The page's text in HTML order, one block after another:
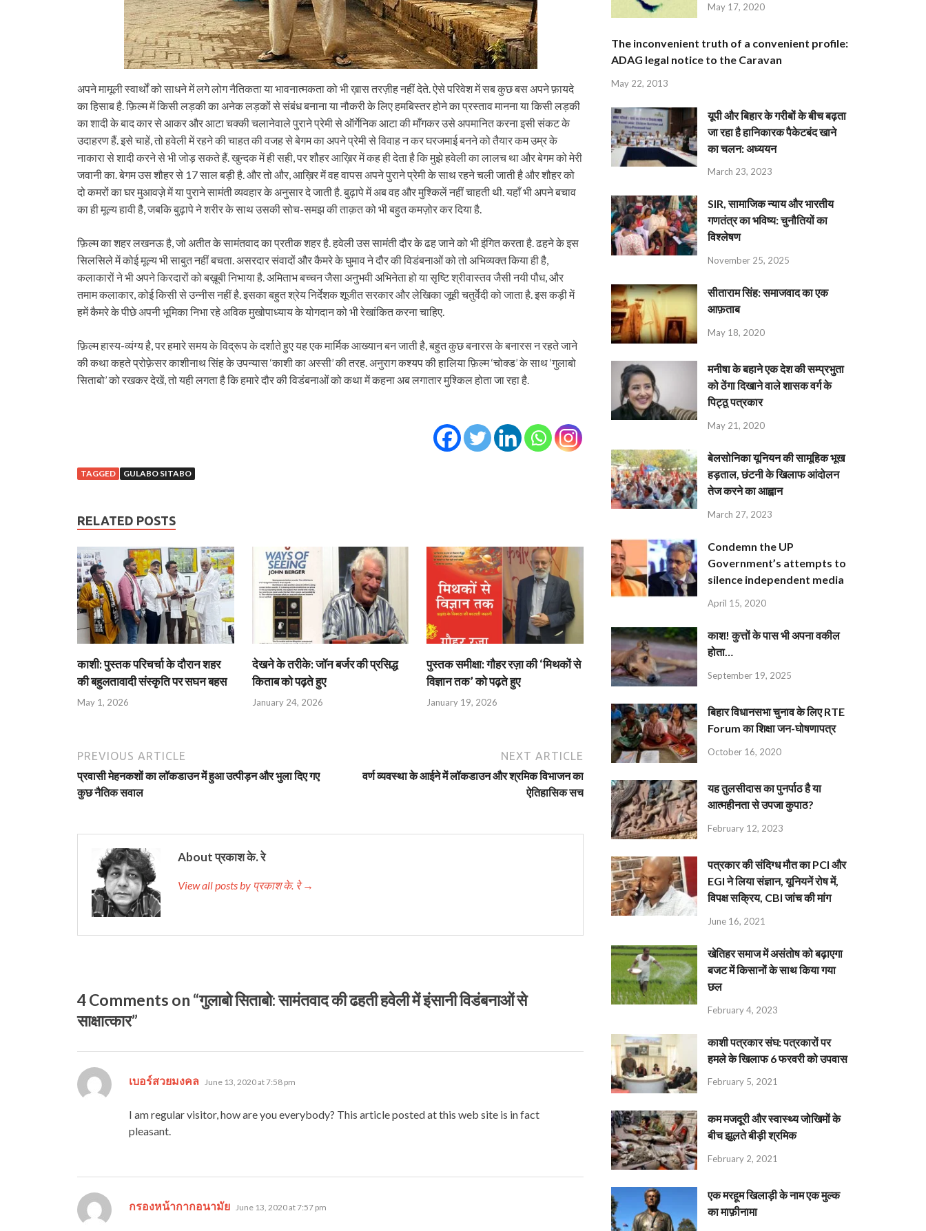
अपने मामूली स्वार्थों को साधने में लगे लोग नैतिकता या भावनात्मकता को भी ख़ास तरज़ीह नहीं देते. ऐसे परिवेश में सब कुछ बस अपने फ़ायदे
का हिसाब है. फ़िल्म में किसी लड़की का अनेक लड़कों से संबंध बनाना या नौकरी के लिए हमबिस्तर होने का प्रस्ताव मानना या किसी लड़की
का शादी के बाद कार से आकर और आटा चक्की चलानेवाले पुराने प्रेमी से ऑर्गेनिक आटा की माँगकर उसे अपमानित करना इसी संकट के
उदाहरण हैं. इसे चाहें, तो हवेली में रहने की चाहत की वजह से बेगम का अपने प्रेमी से विवाह न कर घरजमाई बनने को तैयार कम उम्र के
नाकारा से शादी करने से भी जोड़ सकते हैं. खुन्दक में ही सही, पर शौहर आख़िर में कह ही देता है कि मुझे हवेली का लालच था और बेगम को मेरी
जवानी का. बेगम उस शौहर से 17 साल बड़ी है. और तो और, आख़िर में वह वापस अपने पुराने प्रेमी के साथ रहने चली जाती है और शौहर को
दो कमरों का घर मुआवज़े में या पुराने सामंती व्यवहार के अनुसार दे जाती है. बुढ़ापे में अब वह और मुश्किलें नहीं चाहती थी. यहाँ भी अपने बचाव
का ही मूल्य हावी है, जबकि बुढ़ापे ने शरीर के साथ उसकी सोच-समझ की ताक़त को भी बहुत कमज़ोर कर दिया है.
फ़िल्म का शहर लखनऊ है, जो अतीत के सामंतवाद का प्रतीक शहर है. हवेली उस सामंती दौर के ढह जाने को भी इंगित करता है. ढहने के इस
सिलसिले में कोई मूल्य भी साबुत नहीं बचता. असरदार संवादों और कैमरे के घुमाव ने दौर की विडंबनाओं को तो अभिव्यक्त किया ही है,
कलाकारों ने भी अपने किरदारों को बख़ूबी निभाया है. अमिताभ बच्चन जैसा अनुभवी अभिनेता हो या सृष्टि श्रीवास्तव जैसी नयी पौध, और
तमाम कलाकार, कोई किसी से उन्नीस नहीं है. इसका बहुत श्रेय निर्देशक शूजीत सरकार और लेखिका जूही चतुर्वेदी को जाता है. इस कड़ी में
हमें कैमरे के पीछे अपनी भूमिका निभा रहे अविक मुखोपाध्याय के योगदान को भी रेखांकित करना चाहिए.
फ़िल्म हास्य-व्यंग्य है, पर हमारे समय के विद्रूप के दर्शाते हुए यह एक मार्मिक आख्यान बन जाती है, बहुत कुछ बनारस के बनारस न रहते जाने
की कथा कहते प्रोफ़ेसर काशीनाथ सिंह के उपन्यास ‘काशी का अस्सी’ की तरह. अनुराग कश्यप की हालिया फ़िल्म ‘चोक्ड’ के साथ ‘गुलाबो
सिताबो’ को रखकर देखें, तो यही लगता है कि हमारे दौर की विडंबनाओं को कथा में कहना अब लगातार मुश्किल होता जा रहा है.
TAGGED GULABO SITABO
RELATED POSTS
काशी: पुस्तक परिचर्चा के दौरान शहर
की बहुलतावादी संस्कृति पर सघन बहस
May 1, 2026
देखने के तरीके: जॉन बर्जर की प्रसिद्ध
किताब को पढ़ते हुए
January 24, 2026
पुस्तक समीक्षा: गौहर रज़ा की ‘मिथकों से
विज्ञान तक’ को पढ़ते हुए
January 19, 2026
PREVIOUS ARTICLE
प्रवासी मेहनकशों का लॉकडाउन में हुआ उत्पीड़न और भुला दिए गए
कुछ नैतिक सवाल
NEXT ARTICLE
वर्ण व्यवस्था के आईने में लॉकडाउन और श्रमिक विभाजन का
ऐतिहासिक सच
About प्रकाश के. रे
View all posts by प्रकाश के. रे →
4 Comments on “गुलाबो सिताबो: सामंतवाद की ढहती हवेली में इंसानी विडंबनाओं से
साक्षात्कार”
เบอร์สวยมงคล says:
June 13, 2020 at 7:58 pm
I am regular visitor, how are you everybody? This article posted at this web site is in fact
pleasant.
กรองหน้ากากอนามัย says:
June 13, 2020 at 7:57 pm
May 17, 2020
The inconvenient truth of a convenient profile:
ADAG legal notice to the Caravan
May 22, 2013
यूपी और बिहार के गरीबों के बीच बढ़ता
जा रहा है हानिकारक पैकेटबंद खाने
का चलन: अध्ययन
March 23, 2023
SIR, सामाजिक न्याय और भारतीय
गणतंत्र का भविष्य: चुनौतियों का
विश्लेषण
November 25, 2025
सीताराम सिंह: समाजवाद का एक
आफ़ताब
May 18, 2020
मनीषा के बहाने एक देश की सम्प्रभुता
को ठेंगा दिखाने वाले शासक वर्ग के
पिट्ठू पत्रकार
May 21, 2020
बेलसोनिका यूनियन की सामूहिक भूख
हड़ताल, छंटनी के खिलाफ आंदोलन
तेज करने का आह्वान
March 27, 2023
Condemn the UP
Government’s attempts to
silence independent media
April 15, 2020
काश! कुत्तों के पास भी अपना वकील
होता…
September 19, 2025
बिहार विधानसभा चुनाव के लिए RTE
Forum का शिक्षा जन-घोषणापत्र
October 16, 2020
यह तुलसीदास का पुनर्पाठ है या
आत्महीनता से उपजा कुपाठ?
February 12, 2023
पत्रकार की संदिग्ध मौत का PCI और
EGI ने लिया संज्ञान, यूनियनें रोष में,
विपक्ष सक्रिय, CBI जांच की मांग
June 16, 2021
खेतिहर समाज में असंतोष को बढ़ाएगा
बजट में किसानों के साथ किया गया
छल
February 4, 2023
काशी पत्रकार संघ: पत्रकारों पर
हमले के खिलाफ 6 फरवरी को उपवास
February 5, 2021
कम मजदूरी और स्वास्थ्य जोखिमों के
बीच झूलते बीड़ी श्रमिक
February 2, 2021
एक मरहूम खिलाड़ी के नाम एक मुल्क
का माफ़ीनामा